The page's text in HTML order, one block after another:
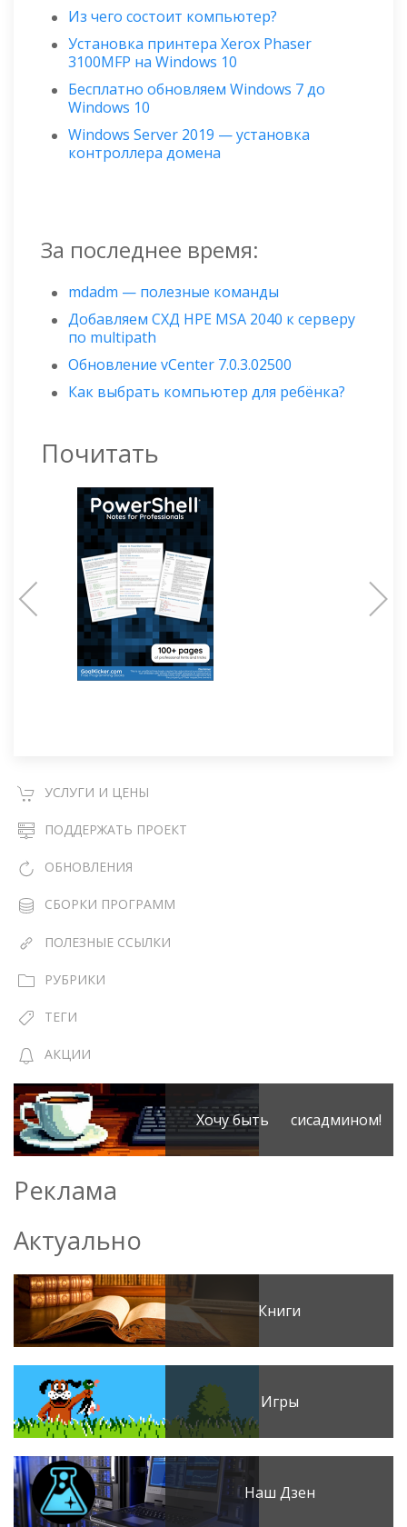
Из чего состоит компьютер?
Установка принтера Xerox Phaser
3100MFP на Windows 10
Бесплатно обновляем Windows 7 до
Windows 10
Windows Server 2019 — установка
контроллера домена
За последнее время:
mdadm — полезные команды
Добавляем СХД HPE MSA 2040 к серверу
по multipath
Обновление vCenter 7.0.3.02500
Как выбрать компьютер для ребёнка?
Почитать
УСЛУГИ И ЦЕНЫ
ПОДДЕРЖАТЬ ПРОЕКТ
ОБНОВЛЕНИЯ
СБОРКИ ПРОГРАММ
ПОЛЕЗНЫЕ ССЫЛКИ
РУБРИКИ
ТЕГИ
АКЦИИ
Хочу быть сисадмином!
Реклама
Актуально
Книги
Игры
Наш Дзен